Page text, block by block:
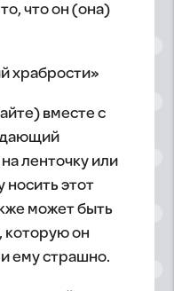
что он (она)
храбрости»
вместе с
ленточку или
этот
может быть
которую он
ему страшно.